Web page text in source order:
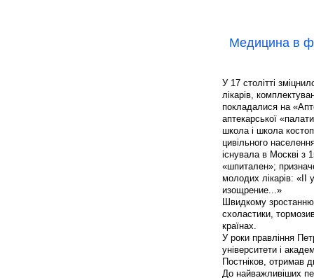
Медицина в
У 17 столітті
лікарів,
покладалися на
аптекарської
школа і школа
цивільного
існувала в Москві з
«шпитален»;
молодих лікарів: «II
изощрение...»
Швидкому зростанню
схоластики,
країнах.
У роки правління
університети і
Постніков, отримав
До найважливіших